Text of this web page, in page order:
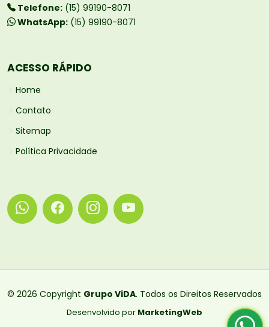
Telefone: (15) 99190-8071
WhatsApp: (15) 99190-8071
ACESSO RÁPIDO
Home
Contato
Sitemap
Política Privacidade
© 2026 Copyright Grupo ViDA. Todos os Direitos Reservados
Desenvolvido por MarketingWeb